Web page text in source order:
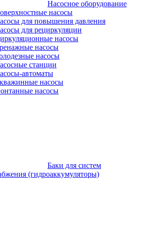
Насосное оборудование
насосы
для повышения давления
для рециркуляции
насосы
насосы
насосы
станции
автоматы
насосы
насосы
Баки для систем
(гидроаккумуляторы)